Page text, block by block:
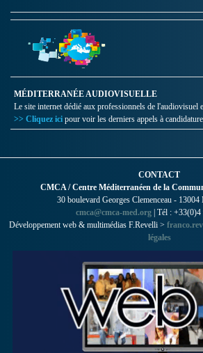
MÉDITERRANÉE AUDIOVISUELLE
Le site internet dédié aux professionnels de l'audiovisuel
>> Cliquez ici pour voir les derniers appels à
CONTACT
CMCA / Centre Méditerranéen de la
30 boulevard Georges Clemenceau -
cmca@cmca-med.org | Tél :
Développement web & multimédias F.Revelli >
légales